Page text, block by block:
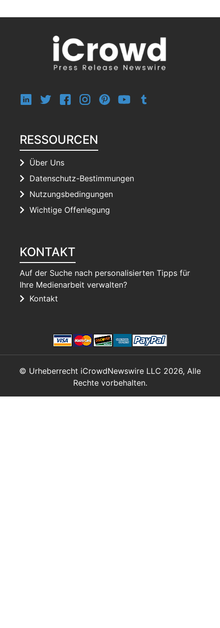
RESSOURCEN
Über Uns
Datenschutz-Bestimmungen
Nutzungsbedingungen
Wichtige Offenlegung
KONTAKT
Auf der Suche nach personalisierten Tipps für
Ihre Medienarbeit verwalten?
Kontakt
© Urheberrecht iCrowdNewswire LLC 2026, Alle
Rechte vorbehalten.